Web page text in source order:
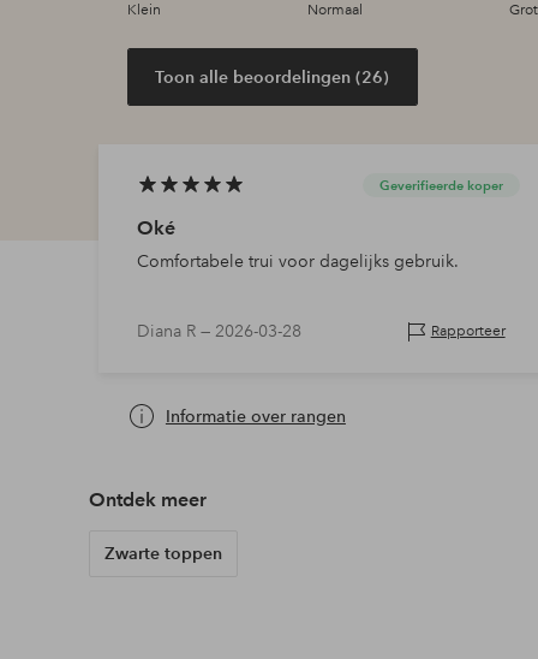
Klein Normaal
Toon alle beoordelingen (26)
Geverifieerde koper
Oké
Comfortabele trui voor dagelijks gebruik.
Diana R — 2026-03-28 Rapporteer
Informatie over rangen
Ontdek meer
Zwarte toppen